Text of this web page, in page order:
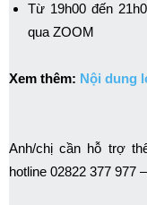
Từ 19h00 đến
qua ZOOM
Xem thêm: Nội dung
Anh/chị cần hỗ trợ
hotline 02822 377 977